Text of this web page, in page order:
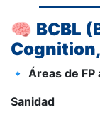
🧠 BCBL
🔹 Áreas de FP
Sanidad